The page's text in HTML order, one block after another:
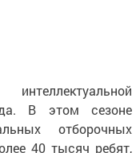
В этом сезоне
отборочных
40 тысяч ребят,